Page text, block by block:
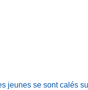
jeunes se sont calés